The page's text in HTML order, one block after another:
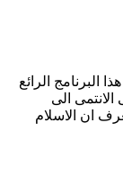
الرائع
الى
الاسلام